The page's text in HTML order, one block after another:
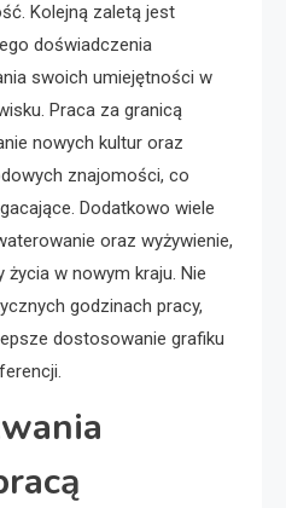
Kolejną zaletą jest
doświadczenia
swoich umiejętności w
Praca za granicą
nowych kultur oraz
znajomości, co
Dodatkowo wiele
oraz wyżywienie,
w nowym kraju. Nie
godzinach pracy,
dostosowanie grafiku